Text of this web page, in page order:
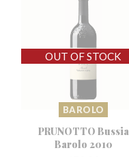
BAROLO
PRUNOTTO Bussia
Barolo 2010